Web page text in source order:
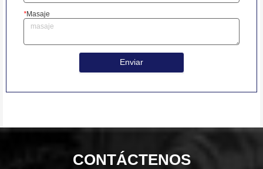
*Masaje
Enviar
CONTÁCTENOS